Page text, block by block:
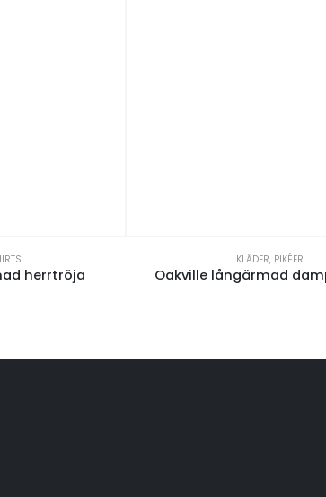
herrtröja
KLÄDER, PIKÉER
Oakville långärmad